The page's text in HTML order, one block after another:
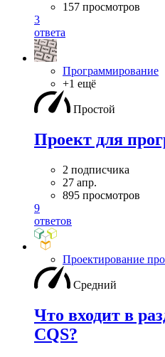
157 просмотров
3
ответа
Программирование
+1 ещё
Простой
Проект для
2 подписчика
27 апр.
895 просмотров
9
ответов
Проектирование
Средний
Что входит в
CQS?